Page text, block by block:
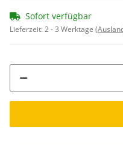
Sofort verfügbar
Lieferzeit:2 - 3 Werktage